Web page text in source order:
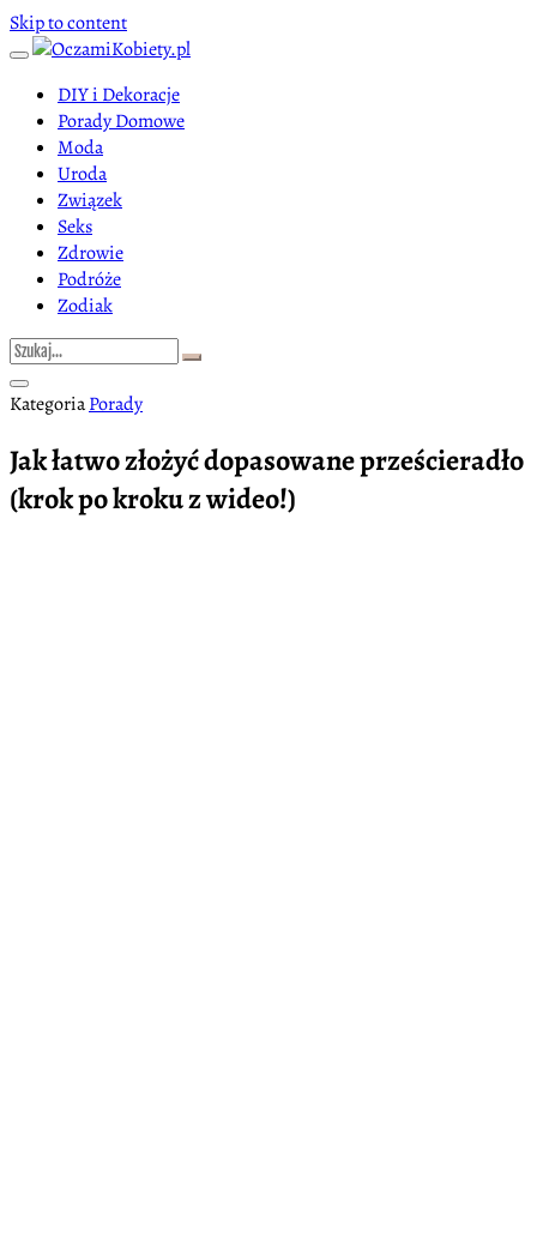
Skip to content
DIY i Dekoracje
Porady Domowe
Moda
Uroda
Związek
Seks
Zdrowie
Podróże
Zodiak
KategoriaPorady
Jak łatwo złożyć dopasowane prześcieradło
(krok po kroku z wideo!)